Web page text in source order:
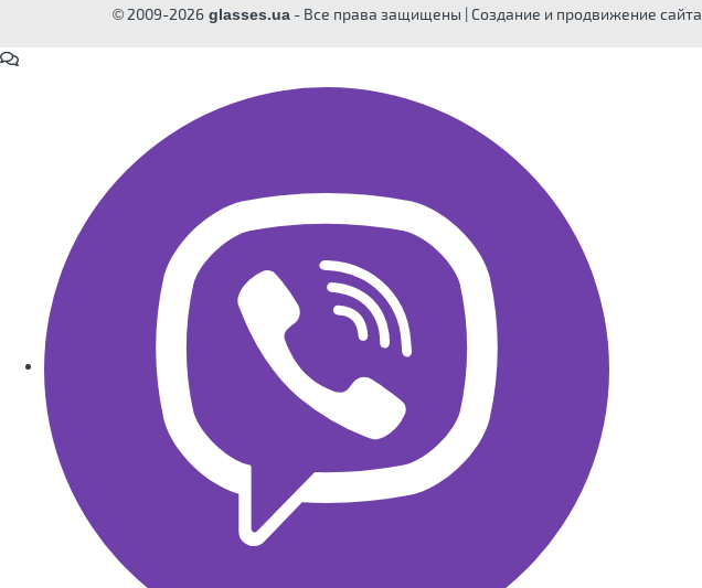
© 2009-2026 glasses.ua - Все права защищены | Создание и продвижение сайта